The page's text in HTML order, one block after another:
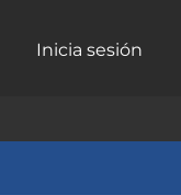
Inicia sesión